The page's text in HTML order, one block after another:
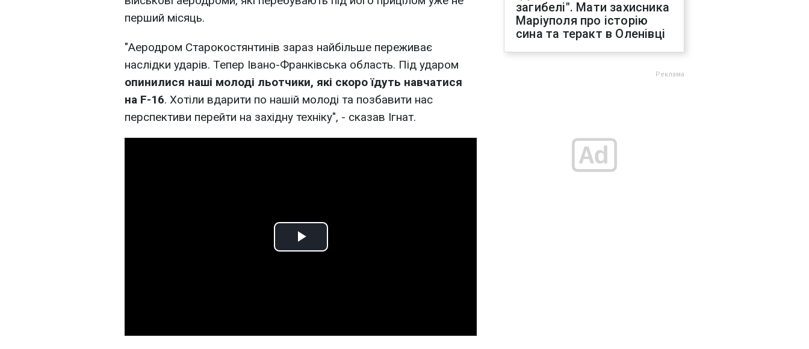
перший місяць.
"Аеродром Старокостянтинів зараз найбільше переживає
наслідки ударів. Тепер Івано-Франківська область. Під ударом
опинилися наші молоді льотчики, які скоро їдуть навчатися
на F-16. Хотіли вдарити по нашій молоді та позбавити нас
перспективи перейти на західну техніку", - сказав Ігнат.
Play
загибелі". Мати захисника
Маріуполя про історію
сина та теракт в Оленівці